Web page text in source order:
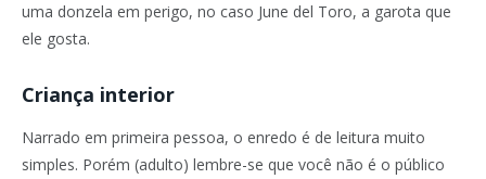
uma donzela em perigo, no caso June del Toro, a garota que
ele gosta.
Criança interior
Narrado em primeira pessoa, o enredo é de leitura muito
simples. Porém (adulto) lembre-se que você não é o público